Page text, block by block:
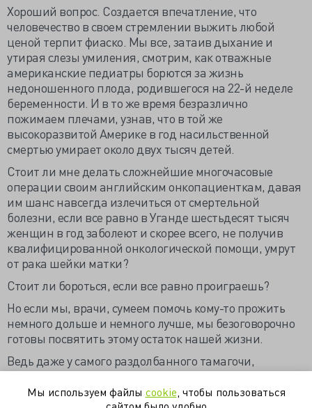
Хороший вопрос. Создается впечатление, что
человечество в своем стремлении выжить любой
ценой терпит фиаско. Мы все, затаив дыхание и
утирая слезы умиления, смотрим, как отважные
американские педиатры борются за жизнь
недоношенного плода, родившегося на 22-й неделе
беременности. И в то же время безразлично
пожимаем плечами, узнав, что в той же
высокоразвитой Америке в год насильственной
смертью умирает около двух тысяч детей.
Стоит ли мне делать сложнейшие многочасовые
операции своим английским онкопациенткам, давая
им шанс навсегда излечиться от смертельной
болезни, если все равно в Уганде шестьдесят тысяч
женщин в год заболеют и скорее всего, не получив
квалифицированной онкологической помощи, умрут
от рака шейки матки?
Стоит ли бороться, если все равно проиграешь?
Но если мы, врачи, сумеем помочь кому-то прожить
немного дольше и немного лучше, мы безоговорочно
готовы посвятить этому остаток нашей жизни.
Ведь даже у самого раздолбанного тамагочи,
подающего предсмертные сигналы, всегда есть сбоку
кнопка reset, которая позволит начать все с начала.
Мы используем файлы cookie , чтобы пользоваться